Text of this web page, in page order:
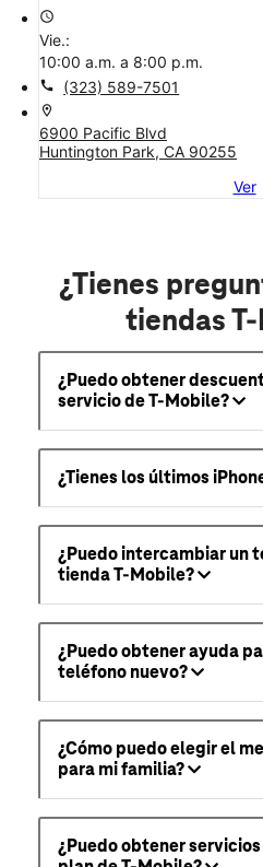
access_time
Vie.:
10:00 a.m. a 8:00 p.m.
call (323) 589-7501
location_on
6900 Pacific Blvd
Huntington Park, CA 90255
Ver
¿Tienes
tiendas
¿Puedo obtener
servicio de T-Mobile?
¿Tienes los últimos
¿Puedo intercambiar un
tienda T-Mobile?
¿Puedo obtener ayuda
teléfono nuevo?
¿Cómo puedo elegir el
para mi familia?
¿Puedo obtener